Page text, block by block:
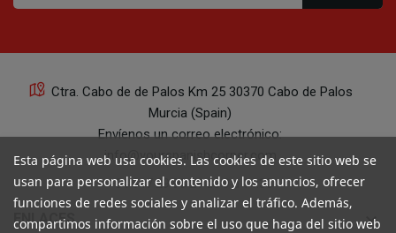
Ctra. Cabo de de Palos Km 25 30370 Cabo de Palos
Murcia (Spain)
Envíenos un correo electrónico:
info@yourspanishcorner.com
+34 647 29 98 21 de 9 a 14:30
ENLACES keyboard_arrow_down
Esta página web usa cookies. Las cookies de este sitio web se
usan para personalizar el contenido y los anuncios, ofrecer
funciones de redes sociales y analizar el tráfico. Además,
compartimos información sobre el uso que haga del sitio web